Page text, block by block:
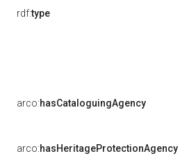
rdf:type
arco:hasCataloguingAgency
arco:hasHeritageProtectionAgency